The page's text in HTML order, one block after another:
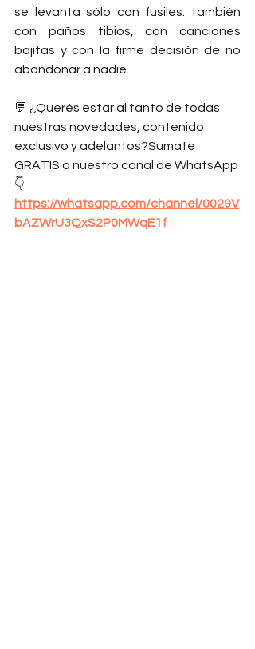
se levanta sólo con fusiles: también
con paños tibios, con canciones
bajitas y con la firme decisión de no
abandonar a nadie.
💬 ¿Querés estar al tanto de todas
nuestras novedades, contenido
exclusivo y adelantos?Sumate
GRATIS a nuestro canal de WhatsApp
👇
https://whatsapp.com/channel/0029V
bAZWrU3QxS2P0MWqE1f